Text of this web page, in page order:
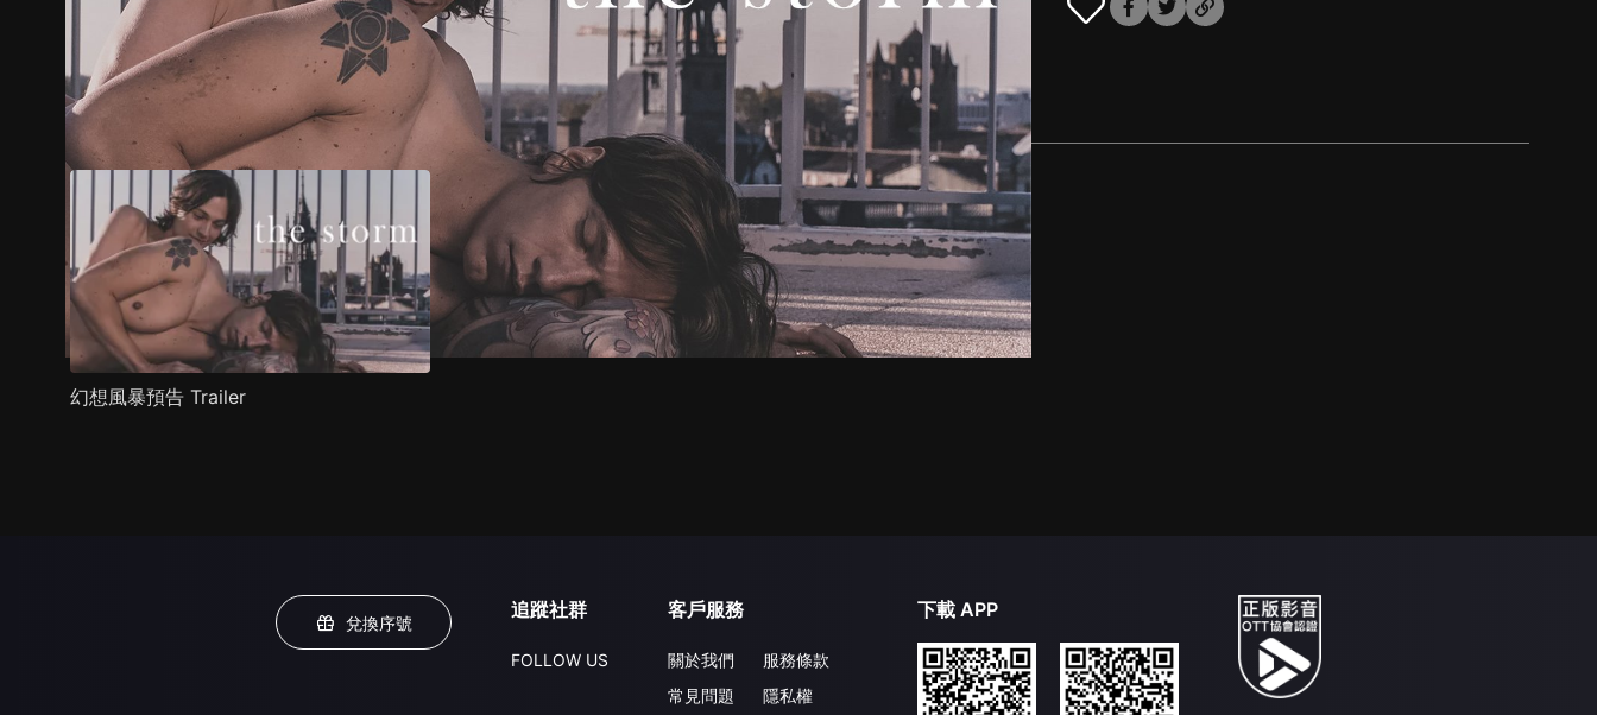
預告 推薦影片 劇情介紹
幻想風暴預告 Trailer
兌換序號
追蹤社群
FOLLOW US
客戶服務
關於我們
常見問題
服務條款
隱私權
下載 APP